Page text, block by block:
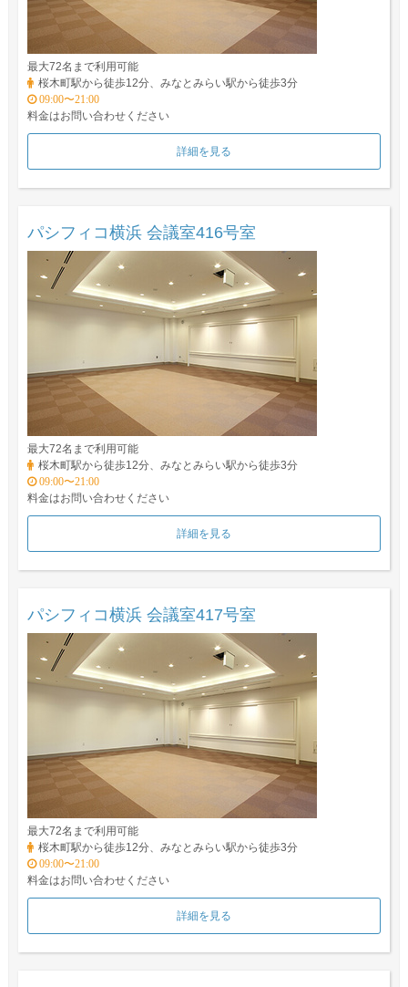
最大72名まで利用可能
桜木町駅から徒歩12分、みなとみらい駅から徒歩3分
09:00〜21:00
料金はお問い合わせください
詳細を見る
パシフィコ横浜 会議室416号室
最大72名まで利用可能
桜木町駅から徒歩12分、みなとみらい駅から徒歩3分
09:00〜21:00
料金はお問い合わせください
詳細を見る
パシフィコ横浜 会議室417号室
最大72名まで利用可能
桜木町駅から徒歩12分、みなとみらい駅から徒歩3分
09:00〜21:00
料金はお問い合わせください
詳細を見る